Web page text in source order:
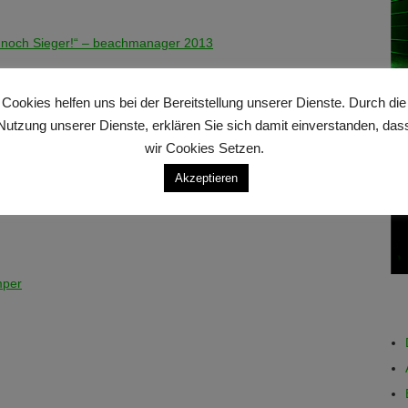
Sieger!“ – beachmanager 2013
Cookies helfen uns bei der Bereitstellung unserer Dienste. Durch die
unserer Dienste, erklären Sie sich damit einverstanden,
wir Cookies Setzen.
Akzeptieren